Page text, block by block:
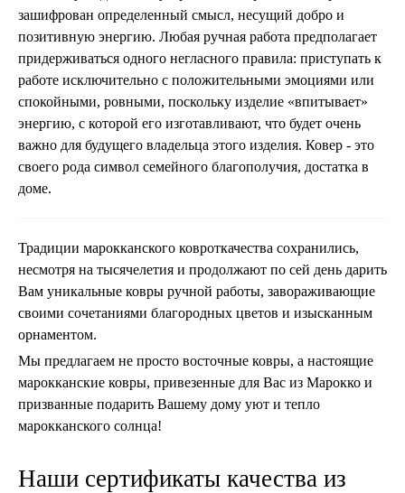
зашифрован определенный смысл, несущий добро и
позитивную энергию. Любая ручная работа предполагает
придерживаться одного негласного правила: приступать к
работе исключительно с положительными эмоциями или
спокойными, ровными, поскольку изделие «впитывает»
энергию, с которой его изготавливают, что будет очень
важно для будущего владельца этого изделия. Ковер - это
своего рода символ семейного благополучия, достатка в
доме.
Традиции марокканского ковроткачества сохранились,
несмотря на тысячелетия и продолжают по сей день дарить
Вам уникальные ковры ручной работы, завораживающие
своими сочетаниями благородных цветов и изысканным
орнаментом.
Мы предлагаем не просто восточные ковры, а настоящие
марокканские ковры, привезенные для Вас из Марокко и
призванные подарить Вашему дому уют и тепло
марокканского солнца!
Наши сертификаты качества из